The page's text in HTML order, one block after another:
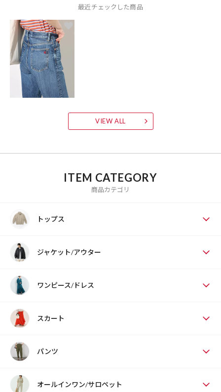
最近チェックした商品
VIEW ALL
ITEM CATEGORY
商品カテゴリ
トップス
ジャケット/アウター
ワンピース/ドレス
スカート
パンツ
オールインワン/サロペット